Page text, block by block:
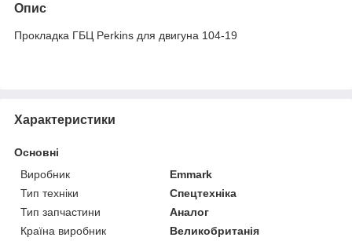
Опис
Прокладка ГБЦ Perkins для двигуна 104-19
Характеристики
Основні
Виробник
Emmark
Тип техніки
Спецтехніка
Тип запчастини
Аналог
Країна виробник
Великобританія